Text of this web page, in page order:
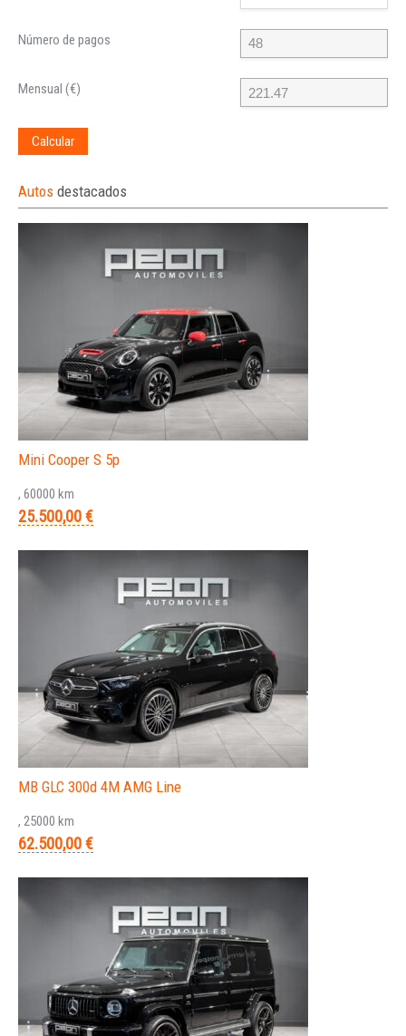
Número de pagos
Mensual (€)
Calcular
Autos destacados
Mini Cooper S 5p
, 60000 km
25.500,00 €
MB GLC 300d 4M AMG Line
, 25000 km
62.500,00 €